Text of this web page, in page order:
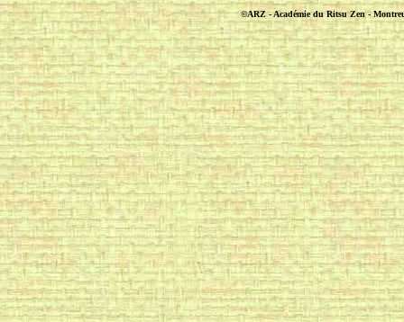
©ARZ - Académie du Ritsu Zen -